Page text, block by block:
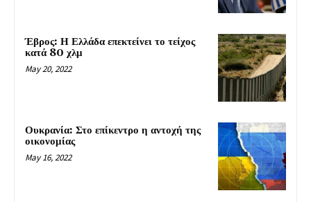
Έβρος: Η Ελλάδα επεκτείνει το τείχος
κατά 80 χλμ
May 20, 2022
Ουκρανία: Στο επίκεντρο η αντοχή της
οικονομίας
May 16, 2022